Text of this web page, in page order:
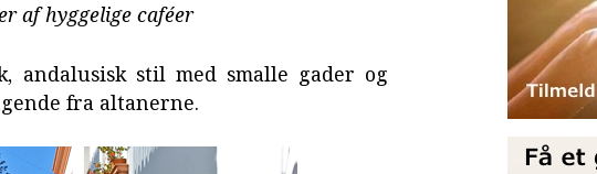
af hyggelige caféer
andalusisk stil med smalle gader og
fra altanerne.